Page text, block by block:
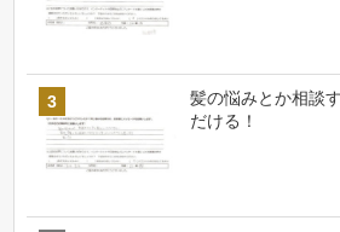
髪の悩みとか相談
だける！